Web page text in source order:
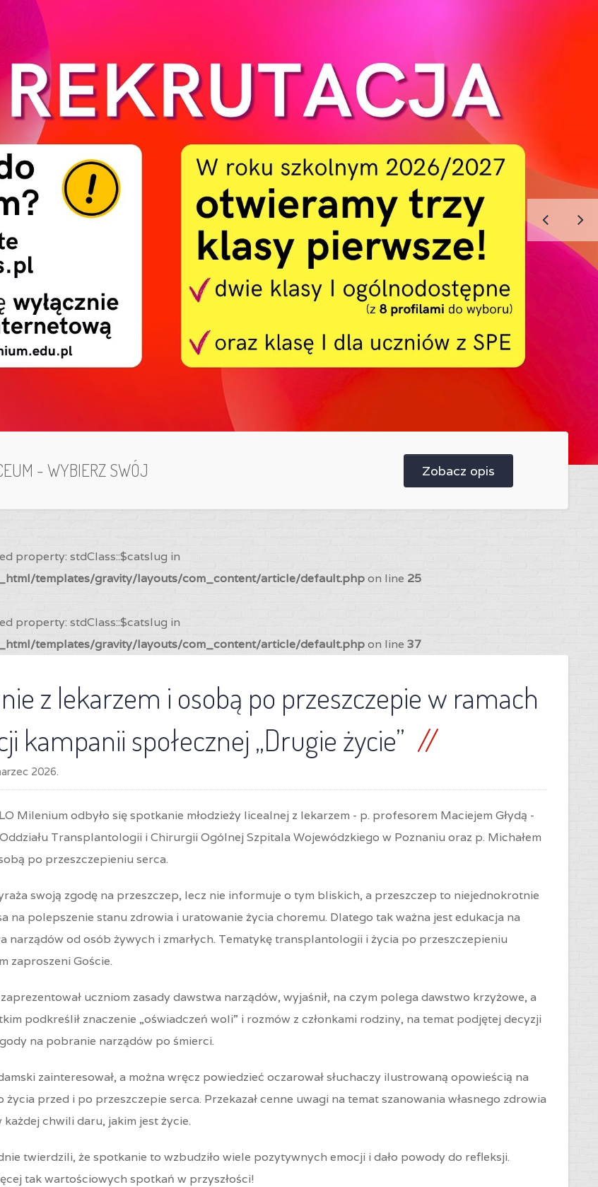
- WYBIERZ SWÓJ Zobacz opis
property: stdClass::$catslug in
templates/gravity/layouts/com_content/article/default.phpon line 25
property: stdClass::$catslug in
templates/gravity/layouts/com_content/article/default.phpon line 37
z lekarzem i osobą po przeszczepie w ramach
kampanii społecznej „Drugie życie”
2026.
Milenium odbyło się spotkanie młodzieży licealnej z lekarzem - p. profesorem Maciejem Głydą -
Transplantologii i Chirurgii Ogólnej Szpitala Wojewódzkiego w Poznaniu oraz p. Michałem
po przeszczepieniu serca.
swoją zgodę na przeszczep, lecz nie informuje o tym bliskich, a przeszczep to niejednokrotnie
na polepszenie stanu zdrowia i uratowanie życia choremu. Dlatego tak ważna jest edukacja na
narządów od osób żywych i zmarłych. Tematykę transplantologii i życia po przeszczepieniu
zaproszeni Goście.
uczniom zasady dawstwa narządów, wyjaśnił, na czym polega dawstwo krzyżowe, a
podkreślił znaczenie „oświadczeń woli” i rozmów z członkami rodziny, na temat podjętej decyzji
na pobranie narządów po śmierci.
zainteresował, a można wręcz powiedzieć oczarował słuchaczy ilustrowaną opowieścią na
życia przed i po przeszczepie serca. Przekazał cenne uwagi na temat szanowania własnego zdrowia
każdej chwili daru, jakim jest życie.
twierdzili, że spotkanie to wzbudziło wiele pozytywnych emocji i dało powody do refleksji.
tak wartościowych spotkań w przyszłości!